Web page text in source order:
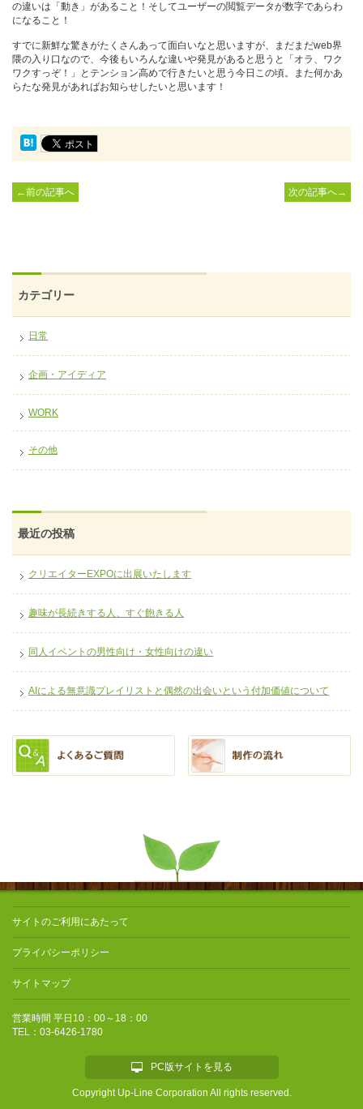
カテゴリー
日常
企画・アイディア
WORK
その他
最近の投稿
クリエイターEXPOに出展いたします
趣味が長続きする人、すぐ飽きる人
同人イベントの男性向け・女性向けの違い
AIによる無意識プレイリストと偶然の出会いという付加価値について
の違いは「動き」があること！そしてユーザーの閲覧データが数字であらわ
になること！
すでに新鮮な驚きがたくさんあって面白いなと思いますが、まだまだweb界
隈の入り口なので、今後もいろんな違いや発見があると思うと「オラ、ワク
ワクすっぞ！」とテンション高めで行きたいと思う今日この頃。また何かあ
らたな発見があればお知らせしたいと思います！
←前の記事へ 次の記事へ→
サイトのご利用にあたって
プライバシーポリシー
サイトマップ
営業時間 平日10：00～18：00
TEL：03-6426-1780
PC版サイトを見る
Copyright Up-Line Corporation All rights reserved.